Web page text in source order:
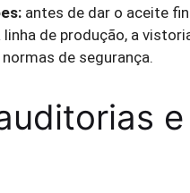
antes de dar o aceite
de produção, a
de segurança.
e